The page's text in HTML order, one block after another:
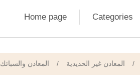
Home page Categories
المعادن والسبائك / المعادن غير الحديدية
/